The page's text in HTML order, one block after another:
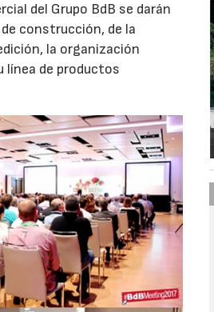
del Grupo BdB se darán
construcción, de la
la organización
línea de productos